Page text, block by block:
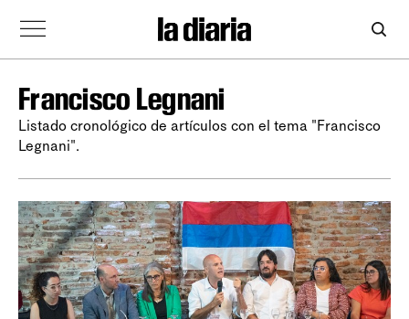
Francisco Legnani
Listado cronológico de artículos con el tema "Francisco
Legnani".